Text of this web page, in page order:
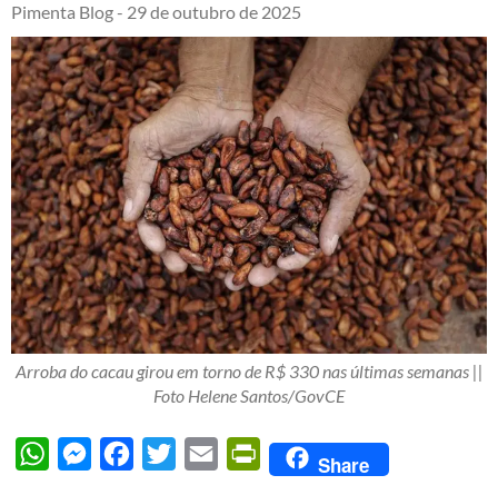
Pimenta Blog - 29 de outubro de 2025
Arroba do cacau girou em torno de R$ 330 nas últimas semanas ||
Foto Helene Santos/GovCE
WhatsAppMessengerFacebook
Twitter Email PrintFriendly
Share